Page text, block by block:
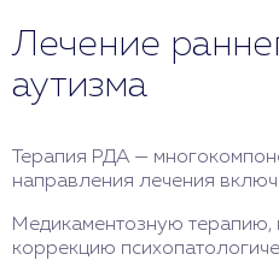
Лечение
аутизма
Терапия РДА —
направления лечения
Медикаментозную
коррекцию